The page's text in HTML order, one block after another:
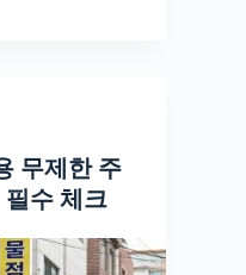
무제한 주
수 체크